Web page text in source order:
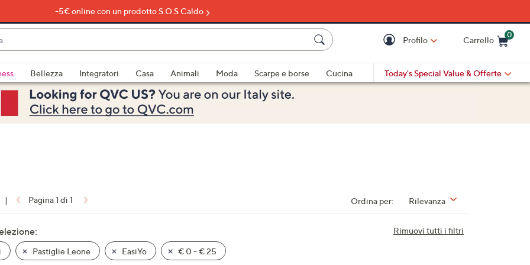
-5€ online con un prodotto S.O.S Caldo
Profilo Carrello
0
Bellezza Integratori Casa Animali Moda Scarpe e borse
Cucina
Today's Special Value & Offerte
| Pagina 1 di 1 Ordina per: Rilevanza
Rimuovi tutti i filtri
Pastiglie Leone EasiYo € 0 - € 25